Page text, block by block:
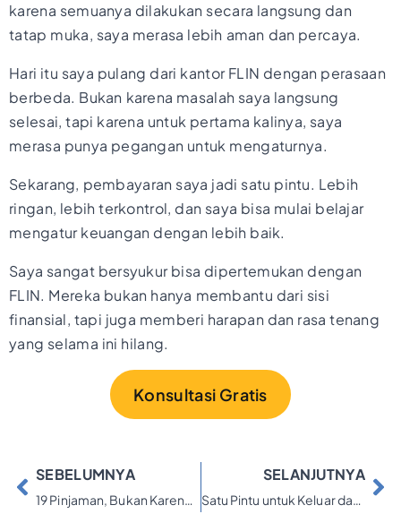
karena semuanya dilakukan secara langsung dan
tatap muka, saya merasa lebih aman dan percaya.
Hari itu saya pulang dari kantor FLIN dengan perasaan
berbeda. Bukan karena masalah saya langsung
selesai, tapi karena untuk pertama kalinya, saya
merasa punya pegangan untuk mengaturnya.
Sekarang, pembayaran saya jadi satu pintu. Lebih
ringan, lebih terkontrol, dan saya bisa mulai belajar
mengatur keuangan dengan lebih baik.
Saya sangat bersyukur bisa dipertemukan dengan
FLIN. Mereka bukan hanya membantu dari sisi
finansial, tapi juga memberi harapan dan rasa tenang
yang selama ini hilang.
Konsultasi Gratis
SEBELUMNYA
19 Pinjaman, Bukan Karena Gaya Hidup Tapi Karena Terjebak
SELANJUTNYA
Satu Pintu untuk Keluar dari Keruwetan Finansial